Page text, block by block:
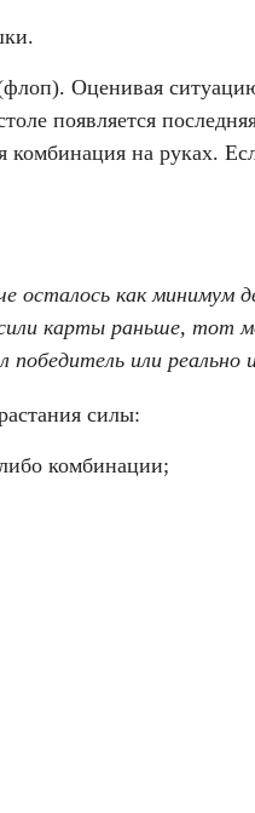
Оценивая
появляется
комбинация на руках.
как минимум
карты раньше,
или реально
силы:
комбинации;